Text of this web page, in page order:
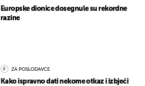
Europske dionice dosegnule su rekordne
razine
ZA POSLODAVCE
Kako ispravno dati nekome otkaz i izbjeći